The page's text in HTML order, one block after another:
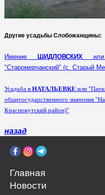
Другие усадьбы Слобожанщины:
Имение ШИДЛОВСКИХ или
"Старомерчанский" (с. Старый
Усадьба в НАТАЛЬЕВКЕ или
общегосударственного значения
Краснокутский район)"
назад
Главная
Новости